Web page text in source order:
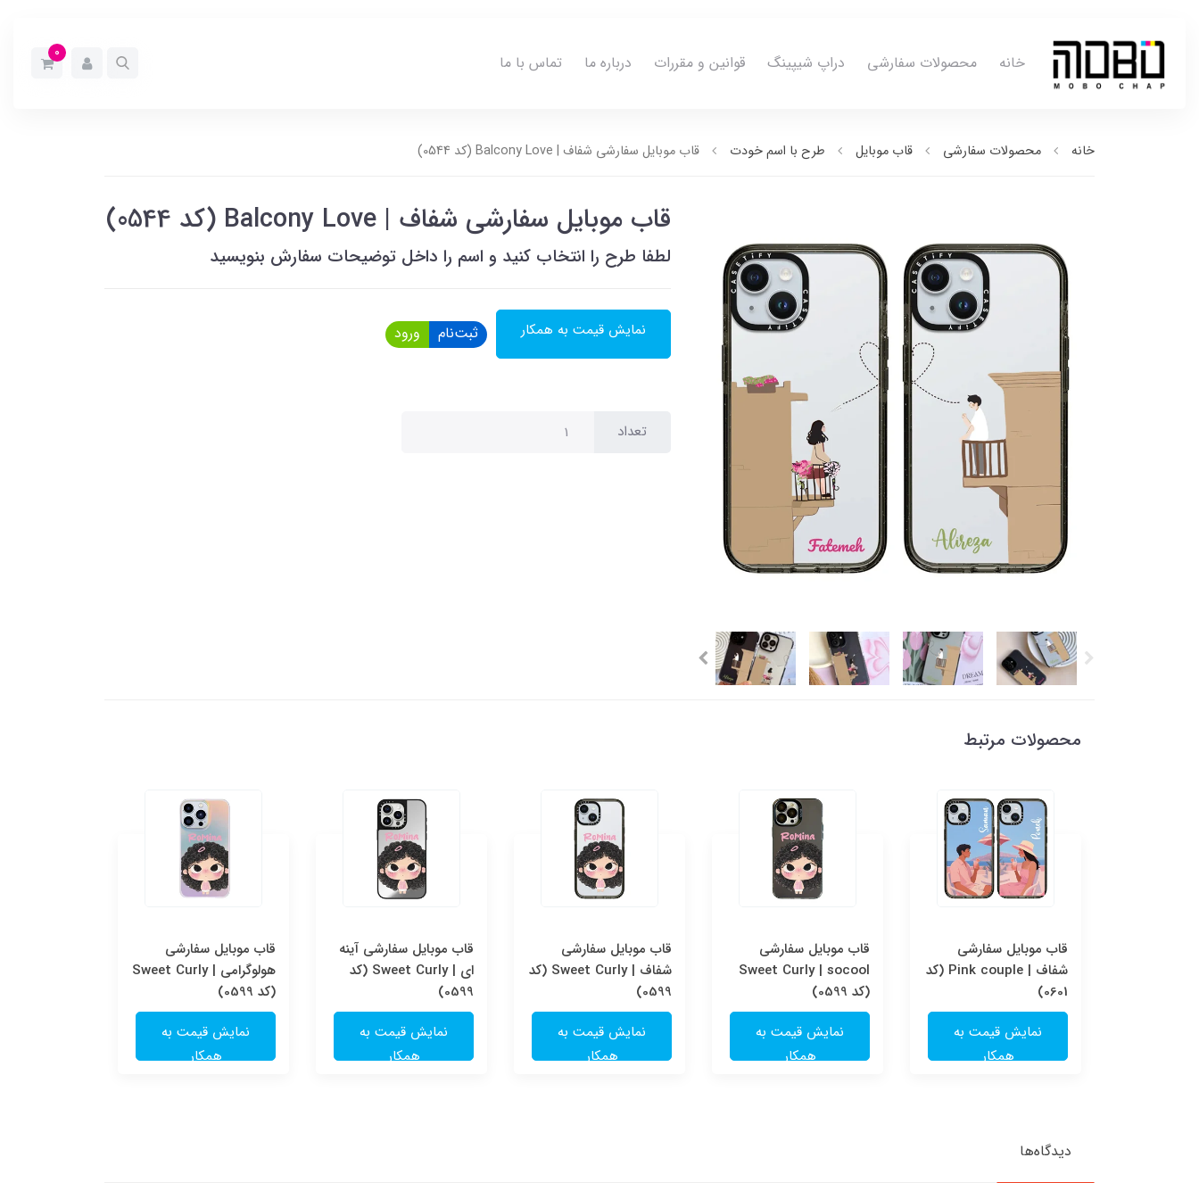
خانه محصولات سفارشی دراپ شیپینگ قوانین و مقررات درباره ما تماس با ما 0
خانه محصولات سفارشی قاب موبایل طرح با اسم خودت قاب موبایل سفارشی شفاف | Balcony Love (کد 0544)
قاب موبایل سفارشی شفاف | Balcony Love (کد 0544)
لطفا طرح را انتخاب کنید و اسم را داخل توضیحات سفارش بنویسید
نمایش قیمت به همکار ثبت‌نام ورود
تعداد
محصولات مرتبط
قاب موبایل سفارشی
شفاف | Pink couple (کد
0601)
نمایش قیمت به
همکار
قاب موبایل سفارشی
Sweet Curly | socool
(کد 0599)
نمایش قیمت به
همکار
قاب موبایل سفارشی
شفاف | Sweet Curly (کد
0599)
نمایش قیمت به
همکار
قاب موبایل سفارشی آینه
ای | Sweet Curly (کد
0599)
نمایش قیمت به
همکار
قاب موبایل سفارشی
هولوگرامی | Sweet Curly
(کد 0599)
نمایش قیمت به
همکار
دیدگاه‌ها